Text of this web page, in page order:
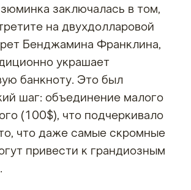
заключалась в том,
на двухдолларовой
Бенджамина Франклина,
украшает
банкноту. Это был
шаг: объединение малого
(100$), что подчеркивало
что даже самые скромные
привести к грандиозным